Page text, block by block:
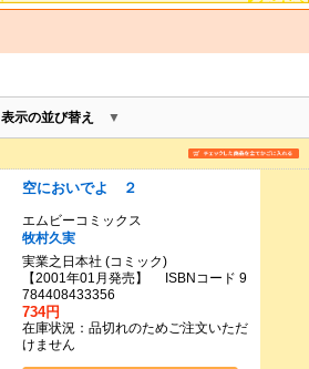
表示の並び替え
空においでよ ２
エムビーコミックス
牧村久実
実業之日本社 (コミック)
【2001年01月発売】 ISBNコード 9
784408433356
734円
在庫状況：品切れのためご注文いただ
けません